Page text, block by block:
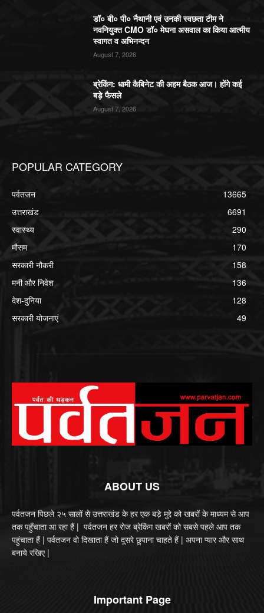
डॉ० बी० पी० नैथानी एवं उनकी स्वछता टीम ने
नवनियुक्त CMO डॉ० मेघना असवाल का किया आत्मीय
स्वागत व अभिनन्दन
August 7, 2026
ब्रेकिंग: धामी कैबिनेट की अहम बैठक आज। होंगे कई
बड़े फैसले
August 7, 2026
POPULAR CATEGORY
पर्वतजन
13665
उत्तराखंड
6691
स्वास्थ्य
290
मौसम
170
सरकारी नौकरी
158
मनी और निवेश
136
देश-दुनिया
128
सरकारी योजनाएं
49
ABOUT US
पर्वतजन पिछले २५ सालों से उत्तराखंड के हर एक बड़े मुद्दे को खबरों के माध्यम से आप
तक पहुँचाता आ रहा हैं | पर्वतजन हर रोज ब्रेकिंग खबरों को सबसे पहले आप तक
पहुंचाता हैं | पर्वतजन वो दिखाता हैं जो दूसरे छुपाना चाहते हैं | अपना प्यार और साथ
बनाये रखिए |
Important Page